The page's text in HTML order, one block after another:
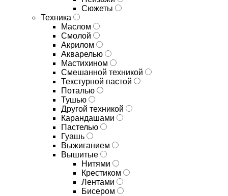
Сюжеты
Техника
Маслом
Смолой
Акрилом
Акварелью
Мастихином
Смешанной техникой
Текстурной пастой
Поталью
Тушью
Другой техникой
Карандашами
Пастелью
Гуашь
Выжиганием
Вышитые
Нитями
Крестиком
Лентами
Бисером